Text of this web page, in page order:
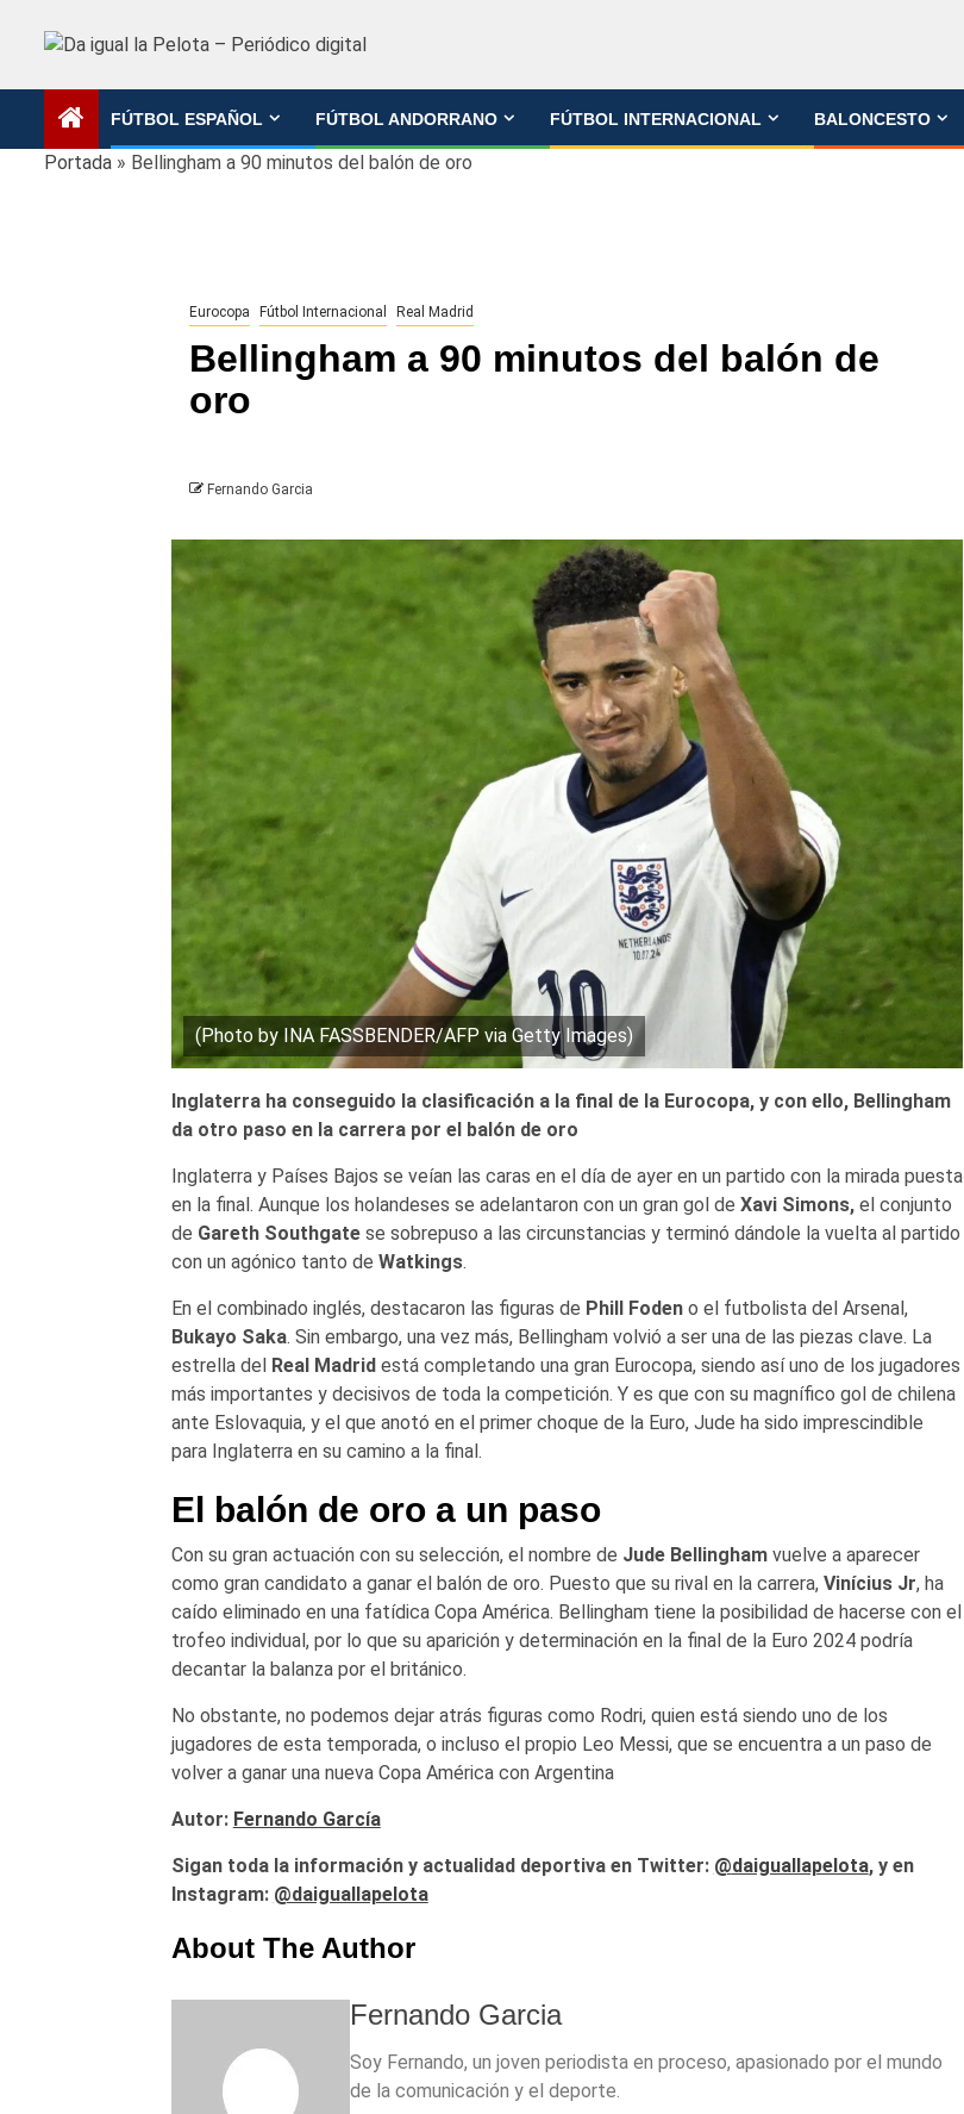
FÚTBOL ESPAÑOL FÚTBOL ANDORRANO FÚTBOL INTERNACIONAL BALONCESTO
Portada » Bellingham a 90 minutos del balón de oro
Eurocopa Fútbol Internacional Real Madrid
Bellingham a 90 minutos del balón de
oro
Fernando Garcia
(Photo by INA FASSBENDER/AFP via Getty Images)
Inglaterra ha conseguido la clasificación a la final de la Eurocopa, y con ello, Bellingham
da otro paso en la carrera por el balón de oro
Inglaterra y Países Bajos se veían las caras en el día de ayer en un partido con la mirada puesta
en la final. Aunque los holandeses se adelantaron con un gran gol de Xavi Simons, el conjunto
de Gareth Southgate se sobrepuso a las circunstancias y terminó dándole la vuelta al partido
con un agónico tanto de Watkings.
En el combinado inglés, destacaron las figuras de Phill Fodeno el futbolista del Arsenal,
Bukayo Saka. Sin embargo, una vez más, Bellingham volvió a ser una de las piezas clave. La
estrella del Real Madridestá completando una gran Eurocopa, siendo así uno de los jugadores
más importantes y decisivos de toda la competición. Y es que con su magnífico gol de chilena
ante Eslovaquia, y el que anotó en el primer choque de la Euro, Jude ha sido imprescindible
para Inglaterra en su camino a la final.
El balón de oro a un paso
Con su gran actuación con su selección, el nombre de Jude Bellinghamvuelve a aparecer
como gran candidato a ganar el balón de oro. Puesto que su rival en la carrera, Vinícius Jr, ha
caído eliminado en una fatídica Copa América. Bellingham tiene la posibilidad de hacerse con el
trofeo individual, por lo que su aparición y determinación en la final de la Euro 2024 podría
decantar la balanza por el británico.
No obstante, no podemos dejar atrás figuras como Rodri, quien está siendo uno de los
jugadores de esta temporada, o incluso el propio Leo Messi, que se encuentra a un paso de
volver a ganar una nueva Copa América con Argentina
Autor: Fernando García
Sigan toda la información y actualidad deportiva en Twitter: @daiguallapelota, y en
Instagram: @daiguallapelota
About The Author
Fernando Garcia
Soy Fernando, un joven periodista en proceso, apasionado por el mundo
de la comunicación y el deporte.